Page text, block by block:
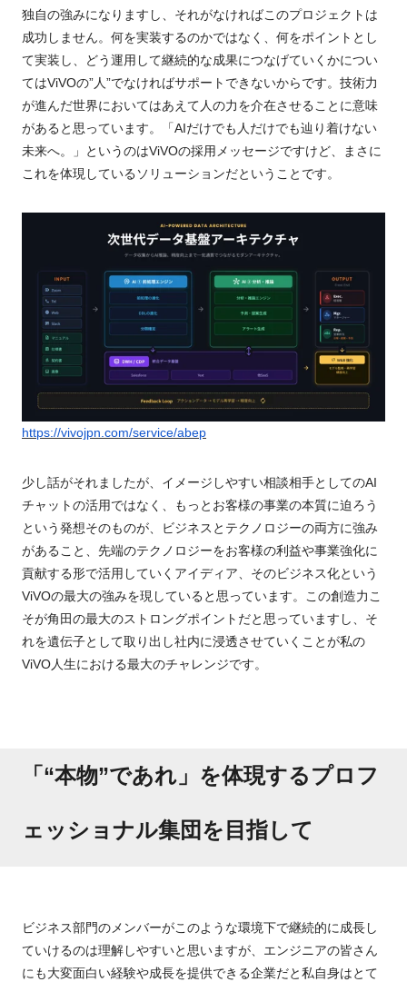
独自の強みになりますし、それがなければこのプロジェクトは
成功しません。何を実装するのかではなく、何をポイントとし
て実装し、どう運用して継続的な成果につなげていくかについ
てはViVOの”人”でなければサポートできないからです。技術力
が進んだ世界においてはあえて人の力を介在させることに意味
があると思っています。「AIだけでも人だけでも辿り着けない
未来へ。」というのはViVOの採用メッセージですけど、まさに
これを体現しているソリューションだということです。
https://vivojpn.com/service/abep
少し話がそれましたが、イメージしやすい相談相手としてのAI
チャットの活用ではなく、もっとお客様の事業の本質に迫ろう
という発想そのものが、ビジネスとテクノロジーの両方に強み
があること、先端のテクノロジーをお客様の利益や事業強化に
貢献する形で活用していくアイディア、そのビジネス化という
ViVOの最大の強みを現していると思っています。この創造力こ
そが角田の最大のストロングポイントだと思っていますし、そ
れを遺伝子として取り出し社内に浸透させていくことが私の
ViVO人生における最大のチャレンジです。
「“本物”であれ」を体現するプロフ
ェッショナル集団を目指して
ビジネス部門のメンバーがこのような環境下で継続的に成長し
ていけるのは理解しやすいと思いますが、エンジニアの皆さん
にも大変面白い経験や成長を提供できる企業だと私自身はとて